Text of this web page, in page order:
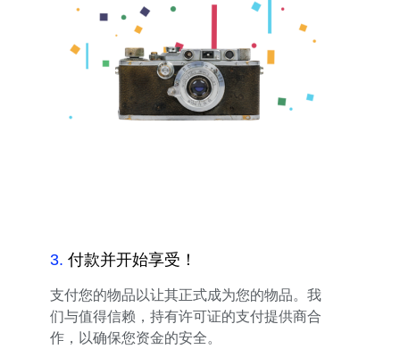
3. 付款并开始享受！
支付您的物品以让其正式成为您的物品。我
们与值得信赖，持有许可证的支付提供商合
作，以确保您资金的安全。